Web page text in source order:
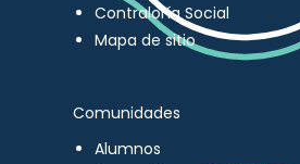
Contraloría Social
Mapa de sitio
Comunidades
Alumnos